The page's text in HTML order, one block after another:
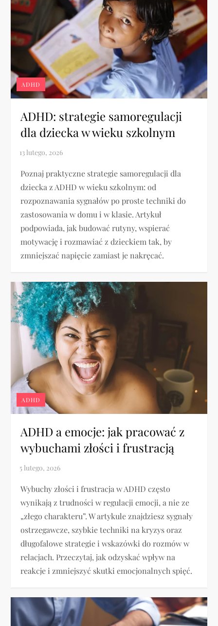
ADHD
ADHD: strategie samoregulacji
dla dziecka w wieku szkolnym
Poznaj praktyczne strategie samoregulacji dla
dziecka z ADHD w wieku szkolnym: od
rozpoznawania sygnałów po proste techniki do
zastosowania w domu i w klasie. Artykuł
podpowiada, jak budować rutyny, wspierać
motywację i rozmawiać z dzieckiem tak, by
zmniejszać napięcie zamiast je nakręcać.
ADHD
ADHD a emocje: jak pracować z
wybuchami złości i frustracją
Wybuchy złości i frustracja w ADHD często
wynikają z trudności w regulacji emocji, a nie ze
„złego charakteru”. W artykule znajdziesz sygnały
ostrzegawcze, szybkie techniki na kryzys oraz
długofalowe strategie i wskazówki do rozmów w
relacjach. Przeczytaj, jak odzyskać wpływ na
reakcje i zmniejszyć skutki emocjonalnych spięć.